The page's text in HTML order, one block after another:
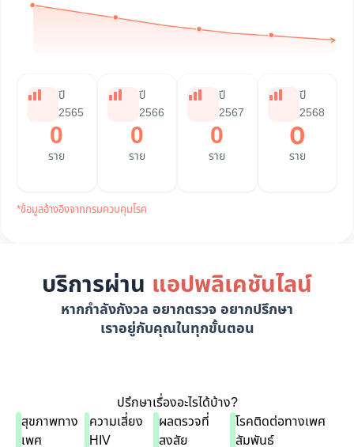
ปี
2565
0
ราย
ปี
2566
0
ราย
ปี
2567
0
ราย
ปี
2568
ราย
0
*ข้อมูลอ้างอิงจากกรมควบคุมโรค
บริการผ่าน แอปพลิเคชันไลน์
หากกำลังกังวล อยากตรวจ อยากปรึกษา
เราอยู่กับคุณในทุกขั้นตอน
ปรึกษาเรื่องอะไรได้บ้าง?
สุขภาพทาง
เพศ
ความเสี่ยง
HIV
ผลตรวจที่
สงสัย
โรคติดต่อทางเพศ
สัมพันธ์